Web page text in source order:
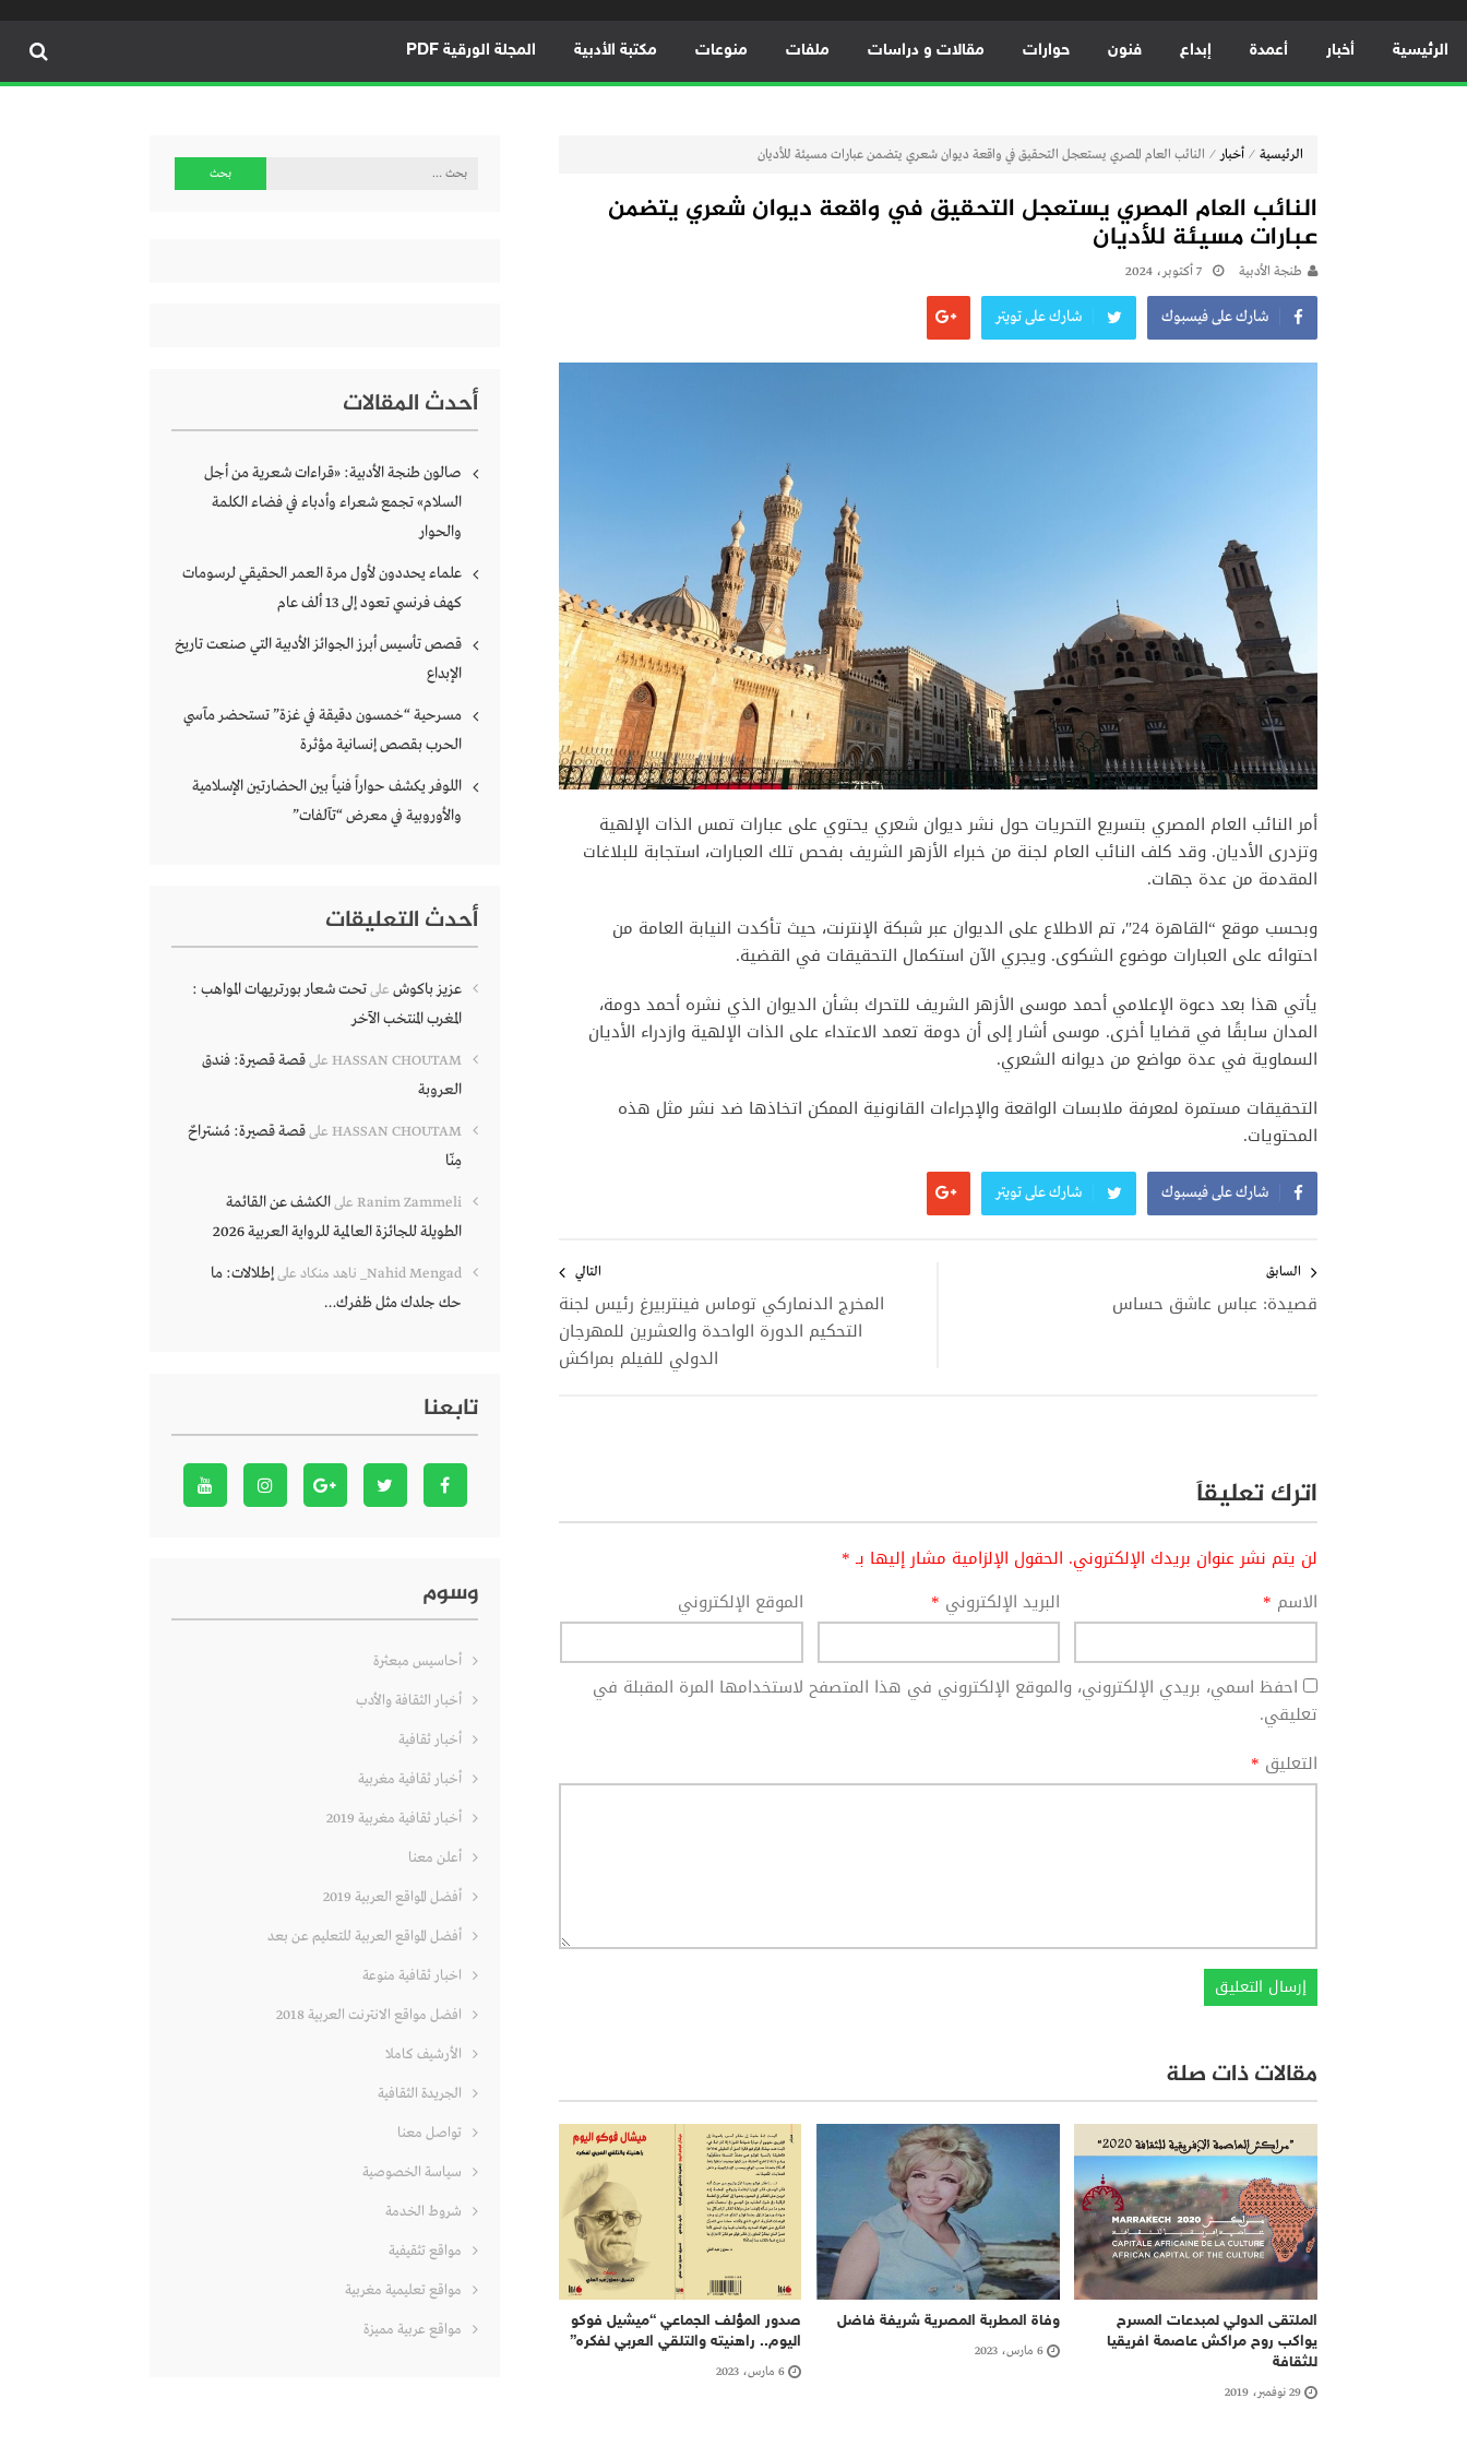
الرئيسية أخبار أعمدة إبداع فنون حوارات مقالات و دراسات ملفات منوعات مكتبة الأدبية المجلة الورقية PDF
الرئيسية ⁄ أخبار ⁄ النائب العام المصري يستعجل التحقيق في واقعة ديوان شعري يتضمن عبارات مسيئة للأديان
النائب العام المصري يستعجل التحقيق في واقعة ديوان شعري يتضمن
عبارات مسيئة للأديان
طنجة الأدبية 7 أكتوبر، 2024
شارك على فيسبوك شارك على تويتر
أمر النائب العام المصري بتسريع التحريات حول نشر ديوان شعري يحتوي على عبارات تمس الذات الإلهية
وتزدرى الأديان. وقد كلف النائب العام لجنة من خبراء الأزهر الشريف بفحص تلك العبارات، استجابة للبلاغات
المقدمة من عدة جهات.
وبحسب موقع “القاهرة 24″، تم الاطلاع على الديوان عبر شبكة الإنترنت، حيث تأكدت النيابة العامة من
احتوائه على العبارات موضوع الشكوى. ويجري الآن استكمال التحقيقات في القضية.
يأتي هذا بعد دعوة الإعلامي أحمد موسى الأزهر الشريف للتحرك بشأن الديوان الذي نشره أحمد دومة،
المدان سابقًا في قضايا أخرى. موسى أشار إلى أن دومة تعمد الاعتداء على الذات الإلهية وازدراء الأديان
السماوية في عدة مواضع من ديوانه الشعري.
التحقيقات مستمرة لمعرفة ملابسات الواقعة والإجراءات القانونية الممكن اتخاذها ضد نشر مثل هذه
المحتويات.
شارك على فيسبوك شارك على تويتر
المقالات
السابق
قصيدة: عباس عاشق حساس
التالي
المخرج الدنماركي توماس فينتربيرغ رئيس لجنة
التحكيم الدورة الواحدة والعشرين للمهرجان
الدولي للفيلم بمراكش
اترك تعليقاً
لن يتم نشر عنوان بريدك الإلكتروني. الحقول الإلزامية مشار إليها بـ*
الاسم * البريد الإلكتروني * الموقع الإلكتروني
احفظ اسمي، بريدي الإلكتروني، والموقع الإلكتروني في هذا المتصفح لاستخدامها المرة المقبلة في
تعليقي.
التعليق *
مقالات ذات صلة
الملتقى الدولي لمبدعات المسرح
يواكب روح مراكش عاصمة افريقيا
للثقافة
29 نوفمبر، 2019
وفاة المطربة المصرية شريفة فاضل
6 مارس، 2023
صدور المؤلف الجماعي “ميشيل فوكو
اليوم.. راهنيته والتلقي العربي لفكره”
6 مارس، 2023
البحث
أحدث المقالات
صالون طنجة الأدبية: «قراءات شعرية من أجل
السلام» تجمع شعراء وأدباء في فضاء الكلمة
والحوار
علماء يحددون لأول مرة العمر الحقيقي لرسومات
كهف فرنسي تعود إلى 13 ألف عام
قصص تأسيس أبرز الجوائز الأدبية التي صنعت تاريخ
الإبداع
مسرحية “خمسون دقيقة في غزة” تستحضر مآسي
الحرب بقصص إنسانية مؤثرة
اللوفر يكشف حواراً فنياً بين الحضارتين الإسلامية
والأوروبية في معرض “تآلفات”
أحدث التعليقات
عزيز باكوش علىتحت شعار بورتريهات المواهب :
المغرب المنتخب الآخر
HASSAN CHOUTAM علىقصة قصيرة: فندق
العروبة
HASSAN CHOUTAM علىقصة قصيرة: مُسْتراحٌ
مِنّا
Ranim Zammeli علىالكشف عن القائمة
الطويلة للجائزة العالمية للرواية العربية 2026
Nahid Mengad_ ناهد منكاد علىإطلالات: ما
حك جلدك مثل ظفرك…
تابعنا
وسوم
أحاسيس مبعثرة
أخبار الثقافة والأدب
أخبار ثقافية
أخبار ثقافية مغربية
أخبار ثقافية مغربية 2019
أعلن معنا
أفضل المواقع العربية 2019
أفضل المواقع العربية للتعليم عن بعد
اخبار ثقافية منوعة
افضل مواقع الانترنت العربية 2018
الأرشيف كاملا
الجريدة الثقافية
تواصل معنا
سياسة الخصوصية
شروط الخدمة
مواقع تثقيفية
مواقع تعليمية مغربية
مواقع عربية مميزة